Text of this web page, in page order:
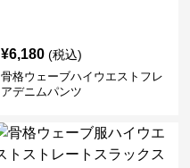
¥6,180 (税込)
骨格ウェーブハイウエストフレ
アデニムパンツ